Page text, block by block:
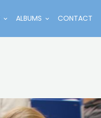
ALBUMS CONTACT